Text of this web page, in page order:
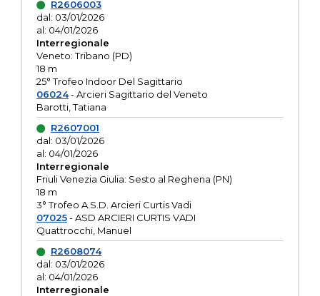
R2606003
dal: 03/01/2026
al: 04/01/2026
Interregionale
Veneto: Tribano (PD)
18 m
25° Trofeo Indoor Del Sagittario
06024- Arcieri Sagittario del Veneto
Barotti, Tatiana
R2607001
dal: 03/01/2026
al: 04/01/2026
Interregionale
Friuli Venezia Giulia: Sesto al Reghena (PN)
18 m
3° Trofeo A.S.D. Arcieri Curtis Vadi
07025- ASD ARCIERI CURTIS VADI
Quattrocchi, Manuel
R2608074
dal: 03/01/2026
al: 04/01/2026
Interregionale